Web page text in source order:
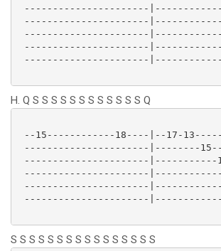
----------------------
----------------------
----------------------
----------------------
----------------------
H. Q S S S S S S S S S S S S Q
--15------------18----|--17-
----------------------|--------
----------------------|-----------
----------------------
----------------------
----------------------
S S S S S S S S S S S S S S S S